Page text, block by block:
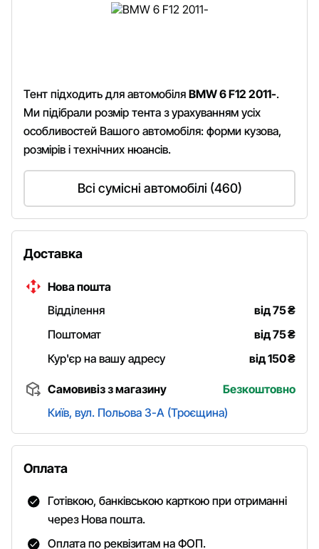
Тент підходить для автомобіля BMW 6 F12 2011-.
Ми підібрали розмір тента з урахуванням усіх
особливостей Вашого автомобіля: форми кузова,
розмірів і технічних нюансів.
Всі сумісні автомобілі (460)
Доставка
Нова пошта
Відділення
від 75₴
Поштомат
від 75₴
Кур'єр на вашу адресу
від 150₴
Самовивіз з магазину
Безкоштовно
Київ, вул. Польова 3-А (Троєщина)
Оплата
Готівкою, банківською карткою при отриманні
через Нова пошта.
Оплата по реквізитам на ФОП.